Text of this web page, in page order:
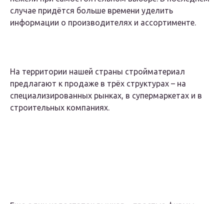
случае придётся больше времени уделить
информации о производителях и ассортименте.
На территории нашей страны стройматериал
предлагают к продаже в трёх структурах – на
специализированных рынках, в супермаркетах и в
строительных компаниях.